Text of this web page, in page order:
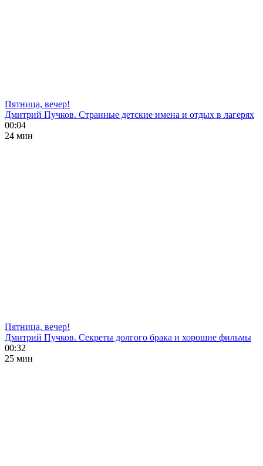
Пятница, вечер!
Дмитрий Пучков. Странные детские имена и отдых в лагерях
00:04
24 мин
Пятница, вечер!
Дмитрий Пучков. Секреты долгого брака и хорошие фильмы
00:32
25 мин